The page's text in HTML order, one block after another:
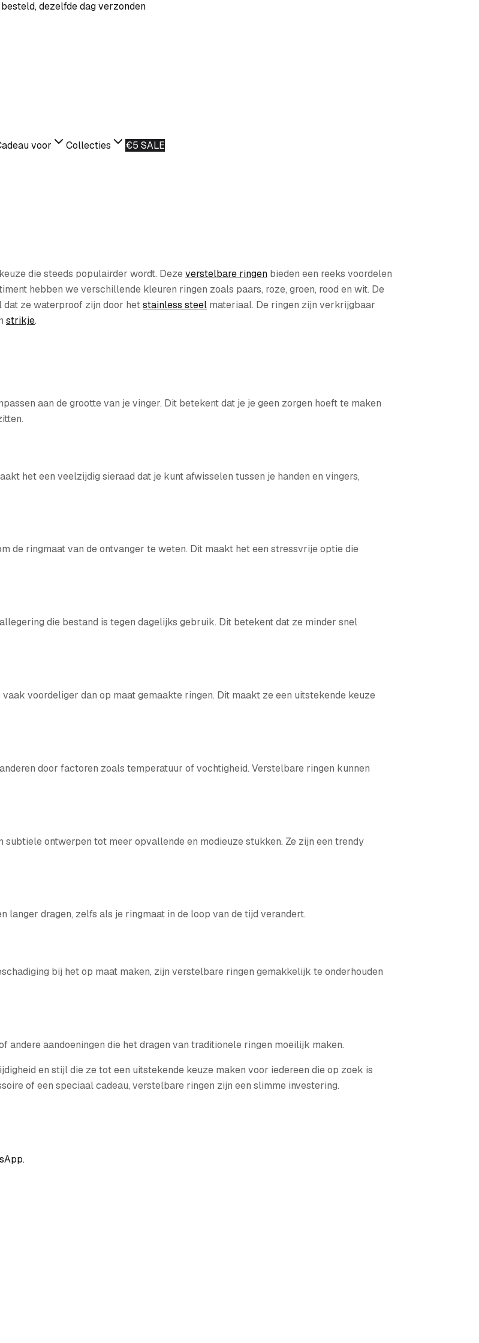
dezelfde dag verzonden
voor Collecties
€5 SALE
die steeds populairder wordt. Dezeverstelbare ringen bieden een reeks voordelen
hebben we verschillende kleuren ringen zoals paars, roze, groen, rood en wit. De
ze waterproof zijn door hetstainless steel materiaal. De ringen zijn verkrijgbaar
strikje.
aan de grootte van je vinger. Dit betekent dat je je geen zorgen hoeft te maken
het een veelzijdig sieraad dat je kunt afwisselen tussen je handen en vingers,
de ringmaat van de ontvanger te weten. Dit maakt het een stressvrije optie die
die bestand is tegen dagelijks gebruik. Dit betekent dat ze minder snel
voordeliger dan op maat gemaakte ringen. Dit maakt ze een uitstekende keuze
door factoren zoals temperatuur of vochtigheid. Verstelbare ringen kunnen
ontwerpen tot meer opvallende en modieuze stukken. Ze zijn een trendy
langer dragen, zelfs als je ringmaat in de loop van de tijd verandert.
bij het op maat maken, zijn verstelbare ringen gemakkelijk te onderhouden
aandoeningen die het dragen van traditionele ringen moeilijk maken.
en stijl die ze tot een uitstekende keuze maken voor iedereen die op zoek is
of een speciaal cadeau, verstelbare ringen zijn een slimme investering.